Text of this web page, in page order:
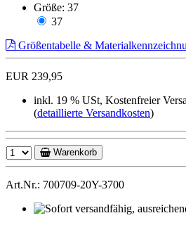
Größe: 37
37
Größentabelle &
EUR 239,95
inkl. 19 % USt, Kostenfreier
(detaillierte Versandkosten)
Warenkorb
Art.Nr.: 700709-20Y-3700